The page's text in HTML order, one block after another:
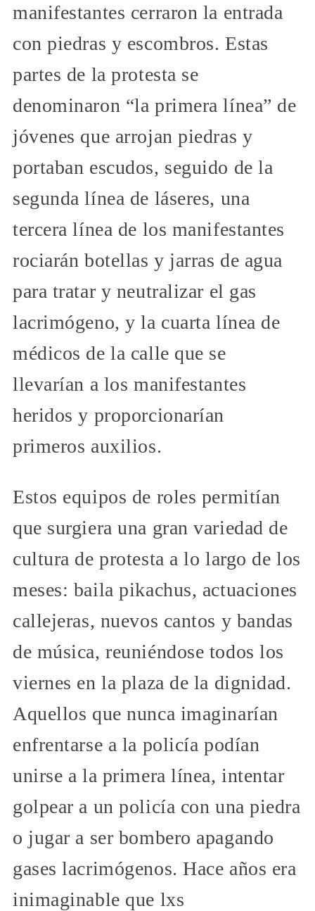
manifestantes cerraron la entrada
con piedras y escombros. Estas
partes de la protesta se
denominaron “la primera línea” de
jóvenes que arrojan piedras y
portaban escudos, seguido de la
segunda línea de láseres, una
tercera línea de los manifestantes
rociarán botellas y jarras de agua
para tratar y neutralizar el gas
lacrimógeno, y la cuarta línea de
médicos de la calle que se
llevarían a los manifestantes
heridos y proporcionarían
primeros auxilios.
Estos equipos de roles permitían
que surgiera una gran variedad de
cultura de protesta a lo largo de los
meses: baila pikachus, actuaciones
callejeras, nuevos cantos y bandas
de música, reuniéndose todos los
viernes en la plaza de la dignidad.
Aquellos que nunca imaginarían
enfrentarse a la policía podían
unirse a la primera línea, intentar
golpear a un policía con una piedra
o jugar a ser bombero apagando
gases lacrimógenos. Hace años era
inimaginable que lxs